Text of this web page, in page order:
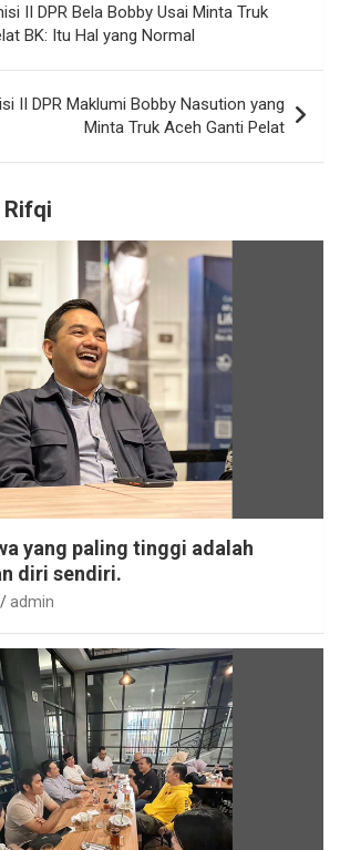
II DPR Bela Bobby Usai Minta Truk
BK: Itu Hal yang Normal
II DPR Maklumi Bobby Nasution yang
Minta Truk Aceh Ganti Pelat
Rifqi
yang paling tinggi adalah
diri sendiri.
admin